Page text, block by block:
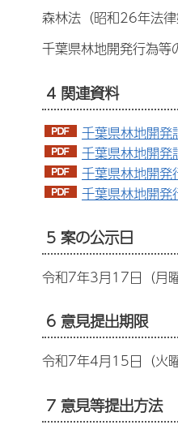
森林法（昭和26年法
千葉県林地開発行為
4 関連資料
千葉県林地開発
千葉県林地開発
千葉県林地開発
千葉県林地開発
5 案の公示日
令和7年3月17日（月曜
6 意見提出期限
令和7年4月15日（火
7 意見等提出方法